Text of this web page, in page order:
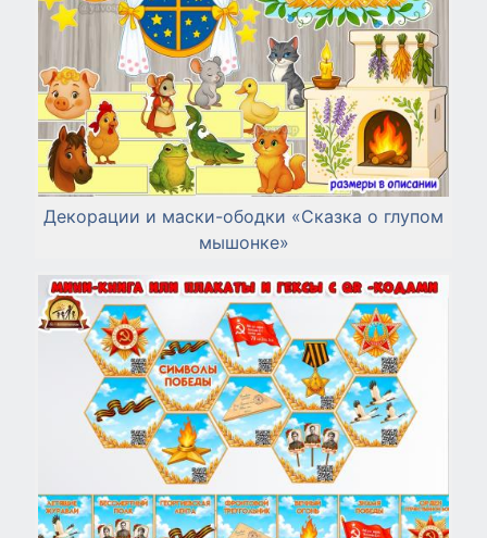
Декорации и маски-ободки «Сказка о глупом
мышонке»